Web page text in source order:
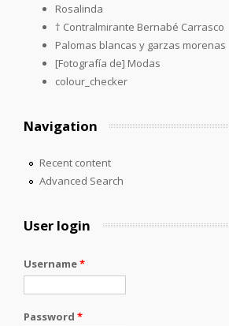
Rosalinda
† Contralmirante Bernabé Carrasco
Palomas blancas y garzas morenas
[Fotografía de] Modas
colour_checker
Navigation
Recent content
Advanced Search
User login
Username*
Password *